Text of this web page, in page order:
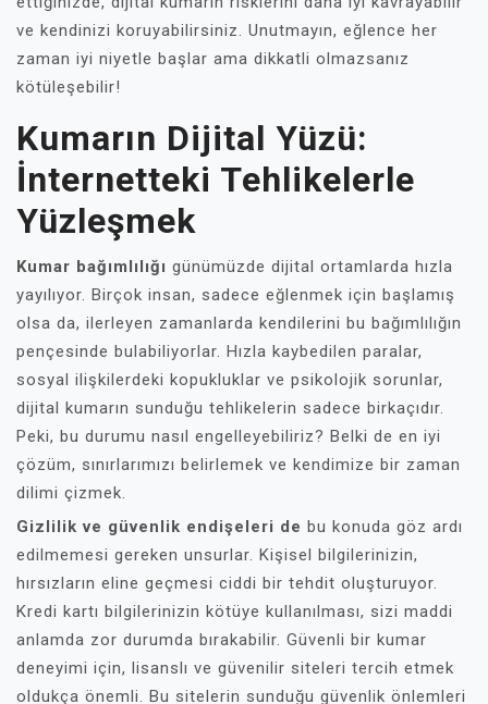
ve kendinizi koruyabilirsiniz. Unutmayın, eğlence her
zaman iyi niyetle başlar ama dikkatli olmazsanız
kötüleşebilir!
Kumarın Dijital Yüzü:
İnternetteki Tehlikelerle
Yüzleşmek
Kumar bağımlılığı günümüzde dijital ortamlarda hızla
yayılıyor. Birçok insan, sadece eğlenmek için başlamış
olsa da, ilerleyen zamanlarda kendilerini bu bağımlılığın
pençesinde bulabiliyorlar. Hızla kaybedilen paralar,
sosyal ilişkilerdeki kopukluklar ve psikolojik sorunlar,
dijital kumarın sunduğu tehlikelerin sadece birkaçıdır.
Peki, bu durumu nasıl engelleyebiliriz? Belki de en iyi
çözüm, sınırlarımızı belirlemek ve kendimize bir zaman
dilimi çizmek.
Gizlilik ve güvenlik endişeleri de bu konuda göz ardı
edilmemesi gereken unsurlar. Kişisel bilgilerinizin,
hırsızların eline geçmesi ciddi bir tehdit oluşturuyor.
Kredi kartı bilgilerinizin kötüye kullanılması, sizi maddi
anlamda zor durumda bırakabilir. Güvenli bir kumar
deneyimi için, lisanslı ve güvenilir siteleri tercih etmek
oldukça önemli. Bu sitelerin sunduğu güvenlik önlemleri